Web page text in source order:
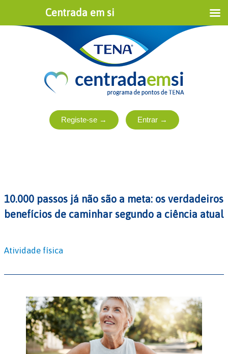
10.000 passos já não são a meta: os verdadeiros
benefícios de caminhar segundo a ciência atual
Atividade física
Centrada em si